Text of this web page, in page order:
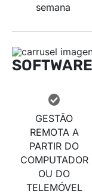
semana
GESTÃO
REMOTA A
PARTIR DO
COMPUTADOR
OU DO
TELEMÓVEL